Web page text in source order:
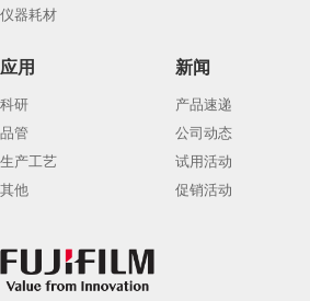
仪器耗材
应用
科研
品管
生产工艺
其他
新闻
产品速递
公司动态
试用活动
促销活动